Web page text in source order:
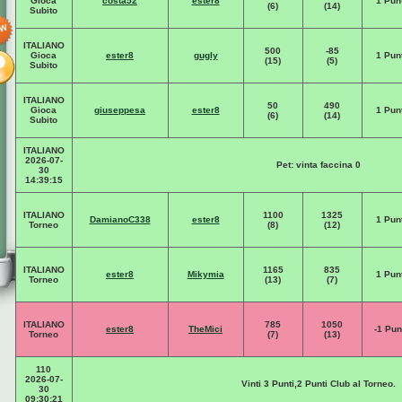
Subito
(6)
(14)
ITALIANO
Gioca
Subito
ester8 gugly
500
(15)
-85
(5)
1
ITALIANO
Gioca
Subito
giuseppesa ester8
50
(6)
490
(14)
1
ITALIANO
2026-07-
30
14:39:15
Pet: vinta faccina 0
ITALIANO
Torneo
DamianoC338 ester8
1100
(8)
1325
(12)
1
ITALIANO
Torneo
ester8 Mikymia
1165
(13)
835
(7)
1
ITALIANO
Torneo
ester8 TheMici
785
(7)
1050
(13)
-1
110
2026-07-
30
09:30:21
Vinti 3 Punti,2 Punti Club al Torneo.